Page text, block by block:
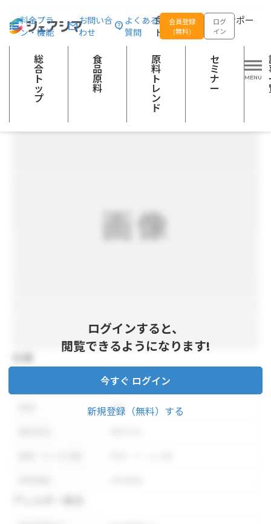
食品の企画開発をサポー
トする
料金プラ
ン・機能
お問い合
わせ
よくある
質問
会員登録
(無料)
ログ
イン
総
合
ト
ッ
プ
食
品
原
料
原
料
ト
レ
ン
ド
セ
ミ
ナ
ー
総合トップ 食品原料 皮むきアーモンドプードル（アーモンドパウダ
穀類加工品
ログインすると、
閲覧できるようになります!
今すぐ ログイン
新規登録（無料）する
内容量
形状